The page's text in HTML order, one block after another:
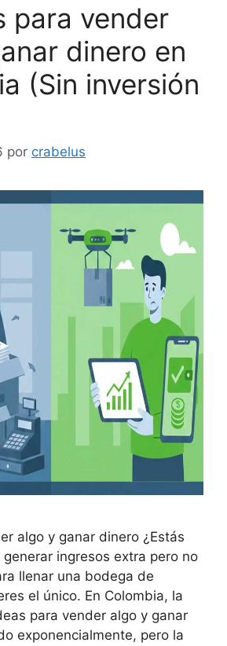
para vender
dinero en
(Sin inversión
por crabelus
algo y ganar dinero ¿Estás
ingresos extra pero no
llenar una bodega de
el único. En Colombia, la
para vender algo y ganar
exponencialmente, pero la